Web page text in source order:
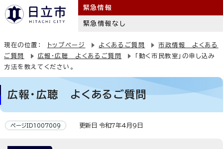
緊急情報
緊急情報なし
現在の位置： トップページ よくあるご質問
市政情報 よくある
ご質問
広報・広聴 よくあるご質問
「動く市民教室」の申し込み
方法を教えてください。
広報・広聴 よくあるご質問
ページID1007009 更新日 令和7年4月9日